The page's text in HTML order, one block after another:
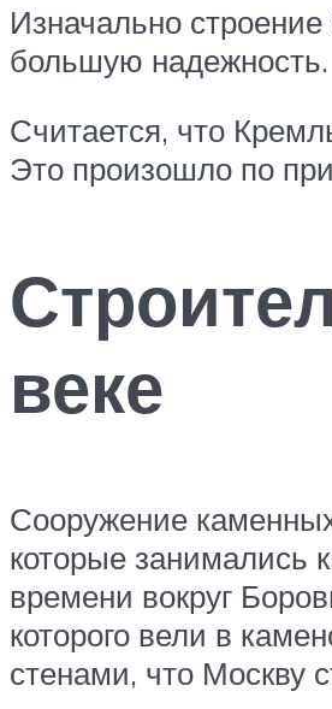
Изначально
большую
Считается, что
Это произошло по
веке
Сооружение
которые занимались
времени вокруг
которого вели в
стенами, что Москву